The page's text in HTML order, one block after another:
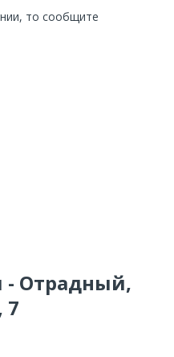
то сообщите
- Отрадный,
7